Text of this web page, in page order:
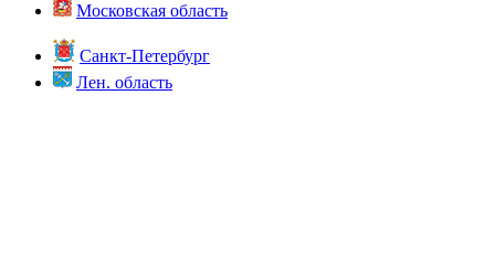
Московская область
Санкт-Петербург
Лен. область